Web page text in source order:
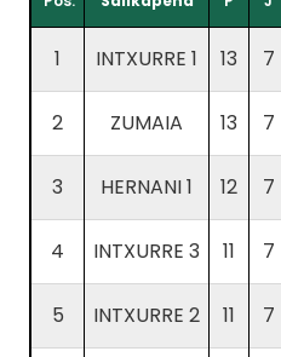
1 INTXURRE 1 13 7
2 ZUMAIA 13 7
3 HERNANI 1 12 7
4 INTXURRE 3 11 7
5 INTXURRE 2 11 7